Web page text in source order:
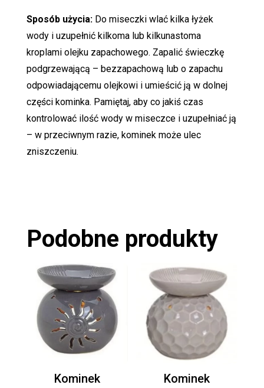
Sposób użycia: Do miseczki wlać kilka łyżek
wody i uzupełnić kilkoma lub kilkunastoma
kroplami olejku zapachowego. Zapalić świeczkę
podgrzewającą – bezzapachową lub o zapachu
odpowiadającemu olejkowi i umieścić ją w dolnej
części kominka. Pamiętaj, aby co jakiś czas
kontrolować ilość wody w miseczce i uzupełniać ją
– w przeciwnym razie, kominek może ulec
zniszczeniu.
Podobne produkty
Kominek Kominek